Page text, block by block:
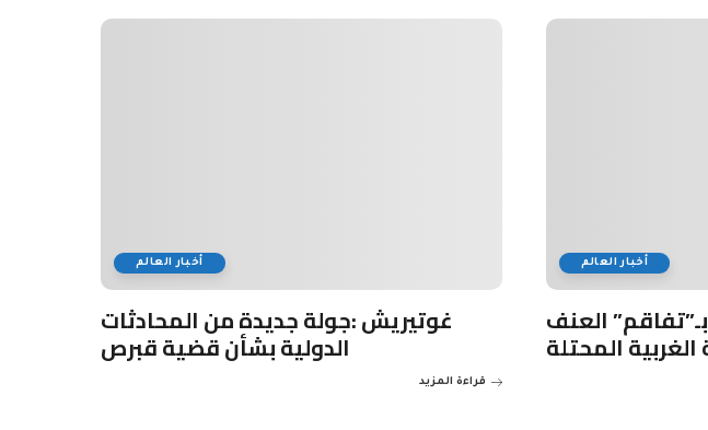
أخبار العالم
غوتيريش :جولة جديدة من المحادثات
الدولية بشأن قضية قبرص
قراءة المزيد
أخبار العالم
العنف
المحتلة